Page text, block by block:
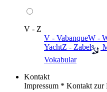
V - Z
V - VabanqueW -
YachtZ - Zabel
Vokabular
Kontakt
Impressum * Kontakt zur